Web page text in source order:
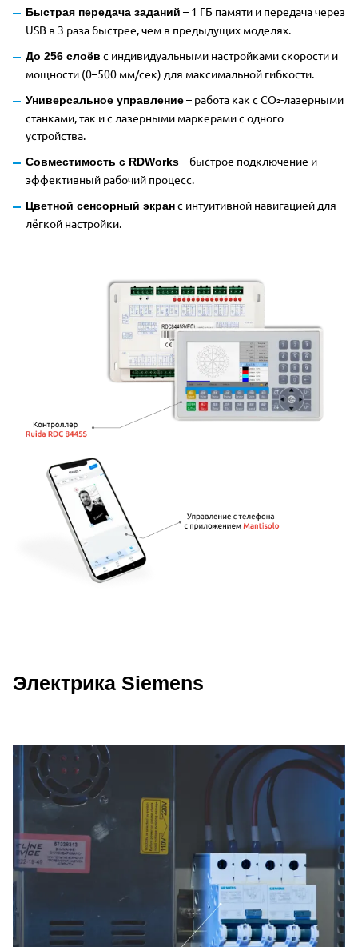
Быстрая передача заданий – 1 ГБ памяти и передача через
USB в 3 раза быстрее, чем в предыдущих моделях.
До 256 слоёв с индивидуальными настройками скорости и
мощности (0–500 мм/сек) для максимальной гибкости.
Универсальное управление– работа как с CO₂-лазерными
станками, так и с лазерными маркерами с одного
устройства.
Совместимость с RDWorks– быстрое подключение и
эффективный рабочий процесс.
Цветной сенсорный экранс интуитивной навигацией для
лёгкой настройки.
Описание преимуществ Wattsan
Электрика Siemens